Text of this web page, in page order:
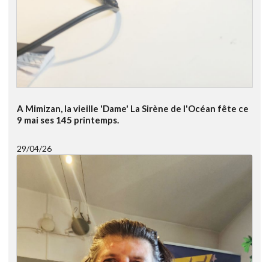
A Mimizan, la vieille 'Dame' La Sirène de l'Océan fête ce
9 mai ses 145 printemps.
29/04/26